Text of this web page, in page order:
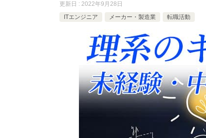
更新日 : 2022年9月28日
ITエンジニア
メーカー・製造業 転職活動